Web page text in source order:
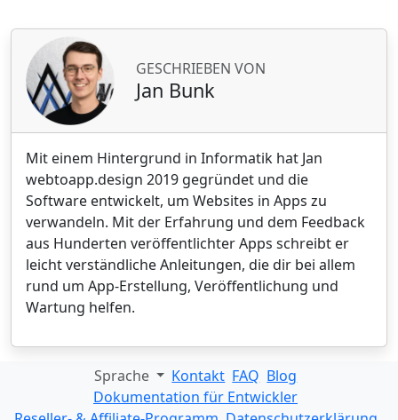
GESCHRIEBEN VON
Jan Bunk
Mit einem Hintergrund in Informatik hat Jan
webtoapp.design 2019 gegründet und die
Software entwickelt, um Websites in Apps zu
verwandeln. Mit der Erfahrung und dem Feedback
aus Hunderten veröffentlichter Apps schreibt er
leicht verständliche Anleitungen, die dir bei allem
rund um App-Erstellung, Veröffentlichung und
Wartung helfen.
Sprache Kontakt FAQ Blog
Dokumentation für Entwickler